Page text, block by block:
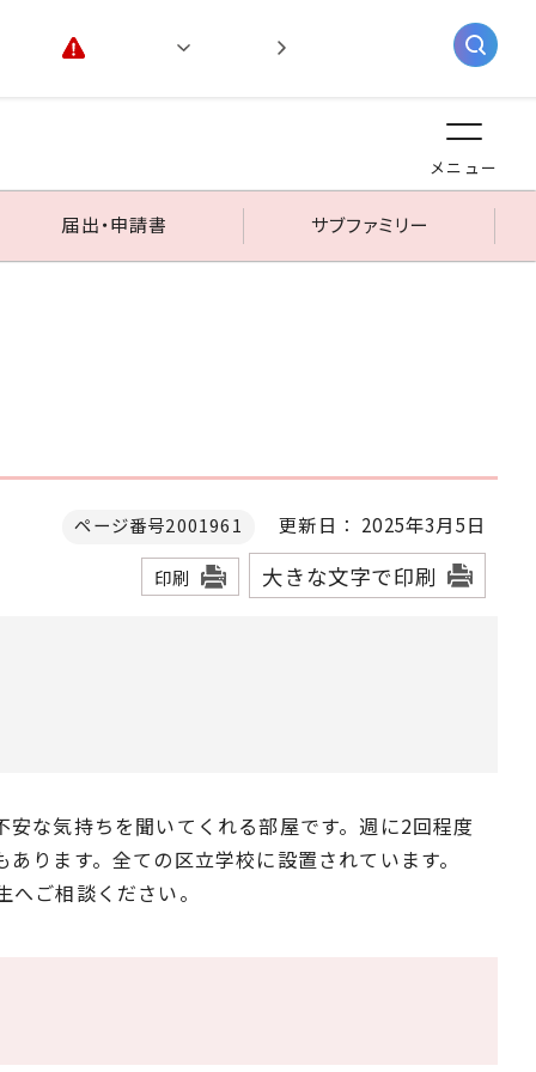
メニュー
届出・申請書 サブファミリー
ページ番号2001961 更新日： 2025年3月5日
印刷 大きな文字で印刷
な気持ちを聞いてくれる部屋です。週に2回程度
ります。全ての区立学校に設置されています。
ご相談ください。